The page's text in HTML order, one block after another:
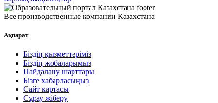
Все производственные компании Казахстана
Ақпарат
Біздің қызметтеріміз
Біздің жобаларымыз
Пайдалану шарттары
Бізге хабарласыңыз
Сайт картасы
Сұрау жіберу